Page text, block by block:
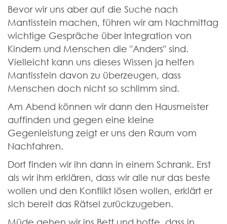
Bevor wir uns aber auf die Suche nach
Mantisstein machen, führen wir am Nachmittag
wichtige Gespräche über Integration von
Kindern und Menschen die "Anders" sind.
Vielleicht kann uns dieses Wissen ja helfen
Mantisstein davon zu überzeugen, dass
Menschen doch nicht so schlimm sind.
Am Abend können wir dann den Hausmeister
auffinden und gegen eine kleine
Gegenleistung zeigt er uns den Raum vom
Nachfahren.
Dort finden wir ihn dann in einem Schrank. Erst
als wir ihm erklären, dass wir alle nur das beste
wollen und den Konflikt lösen wollen, erklärt er
sich bereit das Rätsel zurückzugeben.